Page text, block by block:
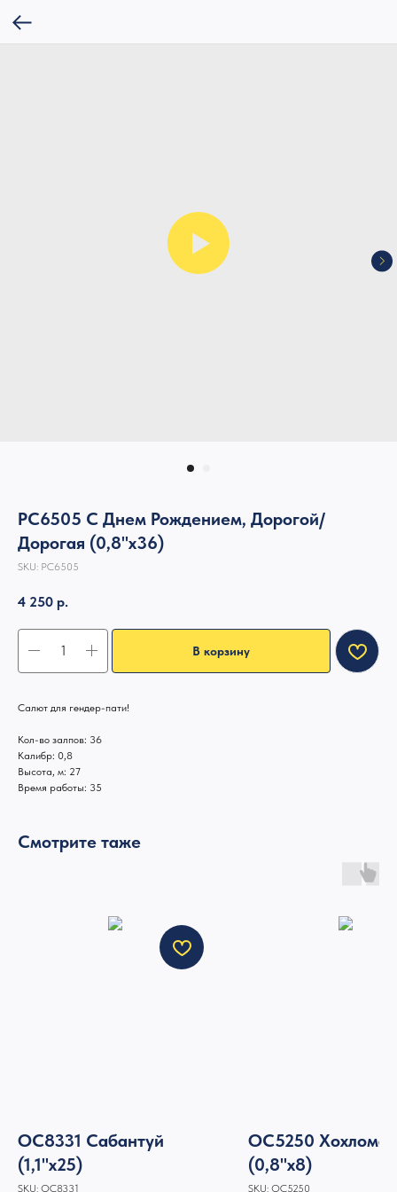
РС6505 С Днем Рождением, Дорогой/
Дорогая (0,8"х36)
SKU: РС6505
4 250 р.
В корзину
Салют для гендер-пати!
Кол-во залпов: 36
Калибр: 0,8
Высота, м: 27
Время работы: 35
Смотрите таже
ОС8331 Сабантуй
(1,1"х25)
SKU: ОС8331
ОС5250 Хохлома
(0,8"х8)
SKU: ОС5250